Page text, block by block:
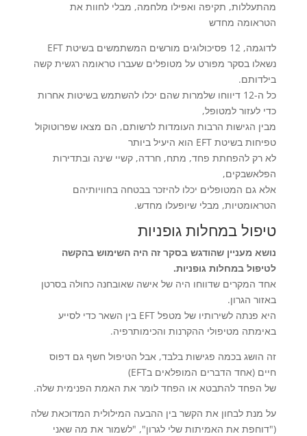
מהתעללות, תקיפה ואפילו מלחמה, מבלי לחוות את
הטראומה מחדש
לדוגמה, 12 פסיכולוגים מורשים המשתמשים בשיטת EFT
נשאלו בסקר מפורט על מטופלים שעברו טראומה רגשית קשה
בילדותם.
כל ה-12 דיווחו שלמרות שהם יכלו להשתמש בשיטות אחרות
כדי לעזור למטופל,
מבין הגישות הרבות העומדות לרשותם, הם מצאו שפרוטוקול
טפיחות בשיטת EFT הוא היעיל ביותר
לא רק להפחתת פחד, מתח, חרדה, קשיי שינה ובתדירות
הפלאשבקים,
אלא גם המטופלים יכלו להיזכר בבטחה בחוויותיהם
הטראומטיות, מבלי שיופעלו מחדש.
טיפול במחלות גופניות
נושא מעניין שהודגש בסקר זה היה השימוש בהקשה
לטיפול במחלות גופניות.
אחד המקרים שדווחו היה של אישה שאובחנה כחולה בסרטן
באזור הגרון.
היא פנתה לשירותיו של מטפל EFT בין השאר כדי לסייע
באימתה מטיפולי ההקרנות והכימותרפיה.
זה הושג בכמה פגישות בלבד, אבל הטיפול חשף גם דפוס
חיים (אחד הדברים המופלאים בEFT)
של הפחד להתבטא או הפחד לומר את האמת הפנימית שלה.
על מנת לבחון את הקשר בין ההבעה המילולית המדוכאת שלה
("דוחפת את האמיתות שלי לגרון", "לשמור את מה שאני